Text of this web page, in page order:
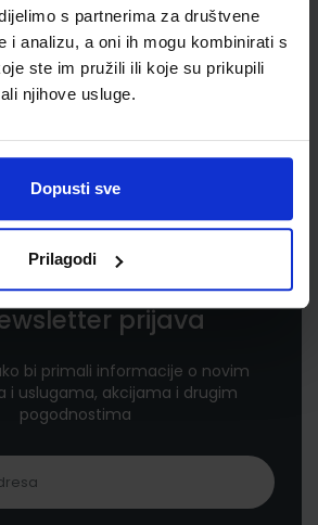
s partnerima za društvene
i analizu, a oni ih mogu kombinirati s
ste im pružili ili koje su prikupili
njihove usluge.
Dopusti sve
Prilagodi
MATEMATIKA PP
6523
prijava
bi primali informacije o novim
i uslugama, akcijama i drugim
pogodnostima